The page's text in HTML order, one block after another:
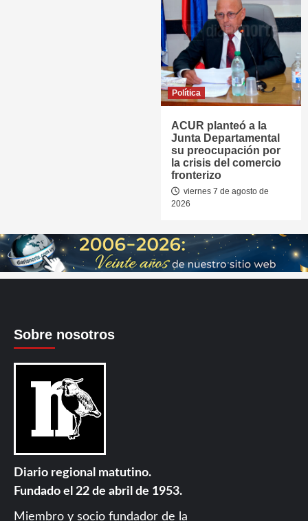
Política
ACUR planteó a la
Junta Departamental
su preocupación por
la crisis del comercio
fronterizo
viernes 7 de agosto de
2026
Sobre nosotros
Diario regional matutino.
Fundado el 22 de abril de 1953.
Miembro y socio fundador de la